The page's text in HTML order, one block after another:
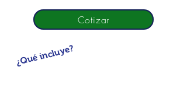
Cotizar
¿Qué incluye?